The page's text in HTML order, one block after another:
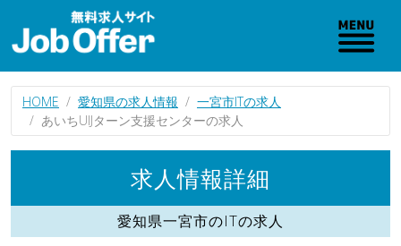
HOME 愛知県の求人情報
一宮市ITの求人
あいちUIJターン支援センターの求人
求人情報詳細
愛知県一宮市のITの求人